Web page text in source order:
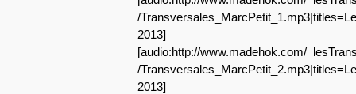
/
2013]
[audio:http://www.madehok.com/
/
2013]